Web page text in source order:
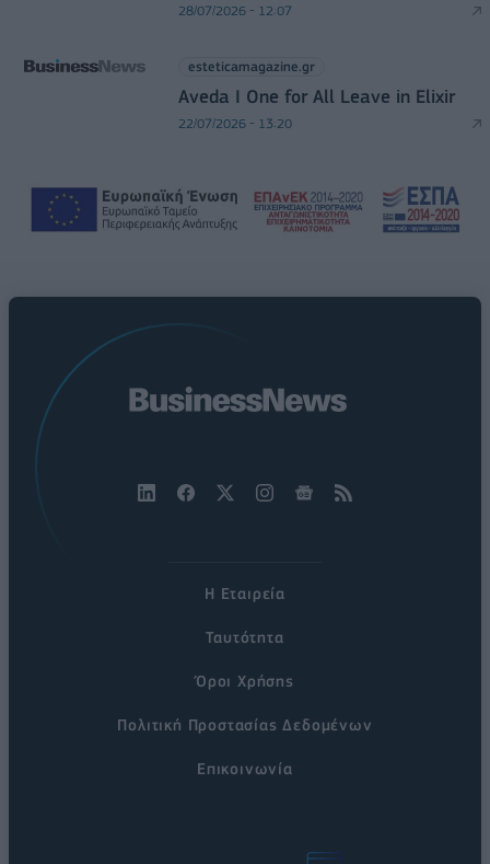
28/07/2026 - 12:07
esteticamagazine.gr
Aveda I One for All Leave in Elixir
22/07/2026 - 13:20
Η Εταιρεία
Ταυτότητα
Όροι Χρήσης
Πολιτική Προστασίας Δεδομένων
Επικοινωνία